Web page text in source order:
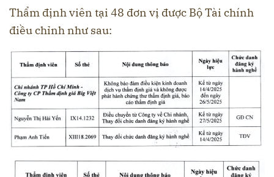
Thẩm định viên tại 48 đơn vị được Bộ Tài chính
điều chỉnh như sau: